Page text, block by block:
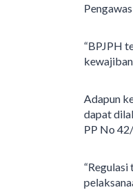
“BPJPH
Adapun
dapat
PP No